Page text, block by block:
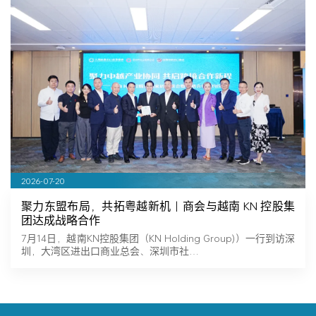
2026-07-20
聚力东盟布局，共拓粤越新机｜商会与越南 KN 控股集
团达成战略合作
7月14日，越南KN控股集团（KN Holding Group)）一行到访深
圳，大湾区进出口商业总会、深圳市社…